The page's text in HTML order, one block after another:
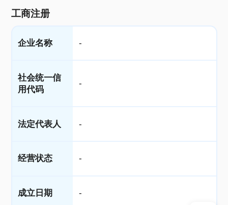
工商注册
企业名称 -
社会统一信
用代码
-
法定代表人 -
经营状态 -
成立日期 -